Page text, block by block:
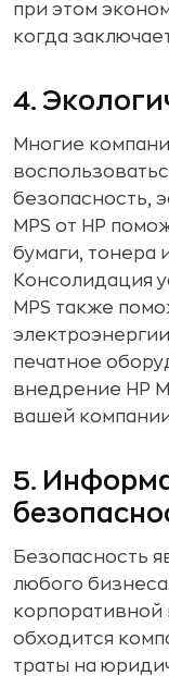
при этом
когда
4.
Многие
безопасность,
MPS от HP
бумаги, тонера
Консолидация
MPS также
печатное
внедрение HP
вашей
5.
Безопасность
любого
обходится
траты на